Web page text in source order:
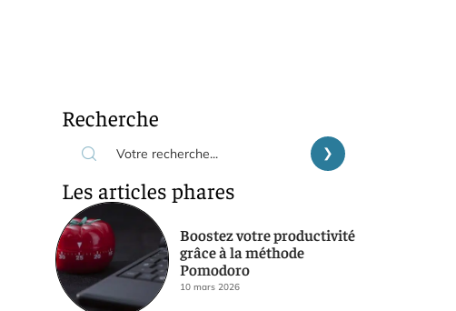
Recherche
Les articles phares
Boostez votre productivité
grâce à la méthode
Pomodoro
10 mars 2026